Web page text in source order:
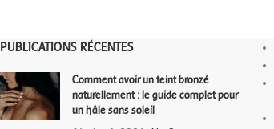
PUBLICATIONS RÉCENTES
Comment avoir un teint bronzé
naturellement : le guide complet pour
un hâle sans soleil